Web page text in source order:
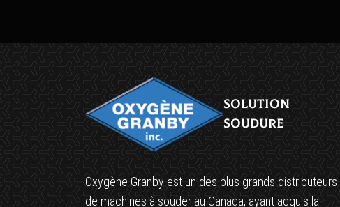
Solution
soudure
Oxygène Granby est un des plus grands distributeurs
de machines à souder au Canada, ayant acquis la